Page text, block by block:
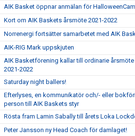
AIK Basket öppnar anmälan för
Kort om AIK Baskets årsmöte 2021-2022
Norrenergi fortsätter samarbetet med AIK
AIK-RIG Mark uppskjuten
AIK Basketförening kallar till ordinarie
2021-2022
Saturday night ballers!
Efterlyses, en kommunikatör och/- eller
person till AIK Baskets styr
Rösta fram Lamin Sabally till årets Loka
Peter Jansson ny Head Coach för damlaget!